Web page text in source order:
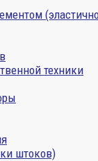
техники
штоков)